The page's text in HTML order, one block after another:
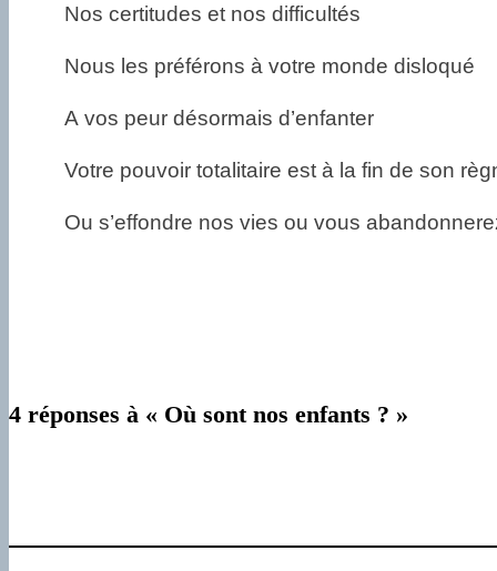
Nos certitudes et nos difficultés
Nous les préférons à votre monde disloqué
A vos peur désormais d’enfanter
Votre pouvoir totalitaire est à la fin de son
Ou s’effondre nos vies ou vous
4 réponses à « Où sont nos enfants ? »